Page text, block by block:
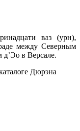
ваз (урн),
между Северным
в Версале.
Дюрэна